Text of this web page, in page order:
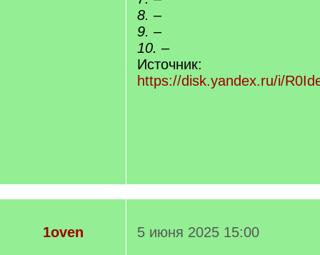
8. –
9. –
10. –
Источник:
https://disk.yandex.ru/i/
1oven
5 июня 2025 15:00